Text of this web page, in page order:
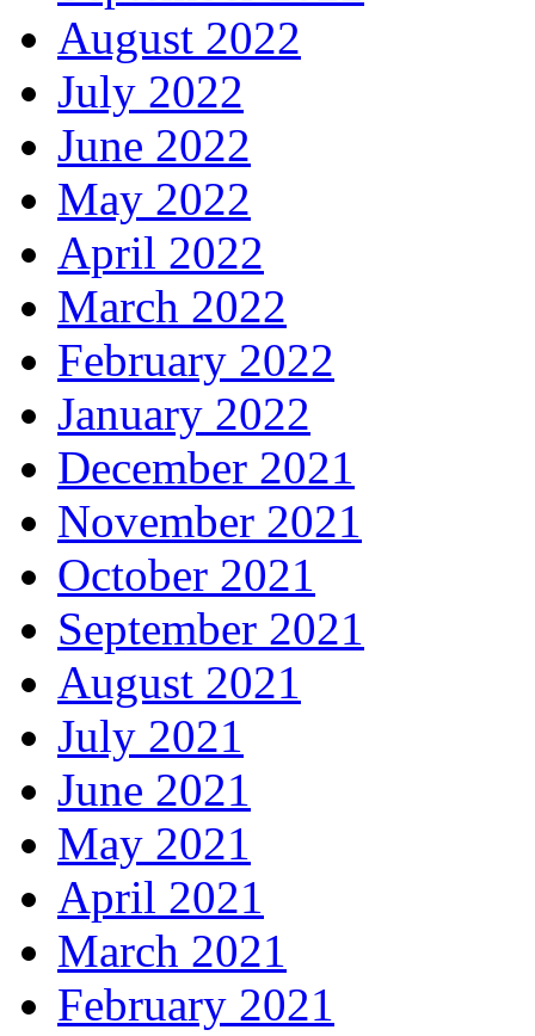
August 2022
July 2022
June 2022
May 2022
April 2022
March 2022
February 2022
January 2022
December 2021
November 2021
October 2021
September 2021
August 2021
July 2021
June 2021
May 2021
April 2021
March 2021
February 2021